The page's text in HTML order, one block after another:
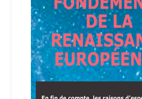
Login Customizer
Newsletter
Nous Contacter
Panier
Politique de confidentialité et cookies